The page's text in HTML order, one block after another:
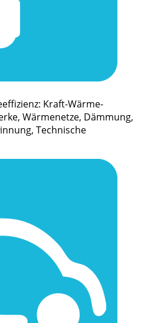
Kraft-Wärme-
Wärmenetze, Dämmung,
Technische